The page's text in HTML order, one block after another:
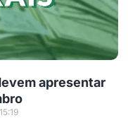
apresentar
15:19